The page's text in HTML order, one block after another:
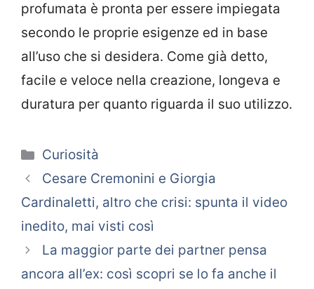
profumata è pronta per essere impiegata
secondo le proprie esigenze ed in base
all’uso che si desidera. Come già detto,
facile e veloce nella creazione, longeva e
duratura per quanto riguarda il suo utilizzo.
Categorie
Curiosità
Cesare Cremonini e Giorgia
Cardinaletti, altro che crisi: spunta il video
inedito, mai visti così
La maggior parte dei partner pensa
ancora all’ex: così scopri se lo fa anche il